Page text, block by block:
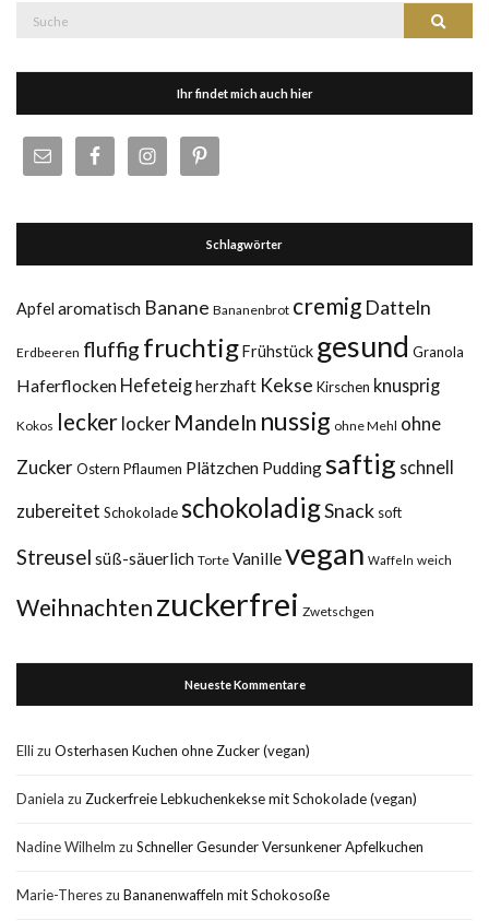
Suche
Ihr findet mich auch hier
Schlagwörter
Apfel aromatisch Banane Bananenbrot cremig Datteln
Erdbeeren fluffig fruchtigFrühstück gesund Granola
Haferflocken Hefeteigherzhaft Kekse Kirschen knusprig
Kokos lecker locker Mandeln nussig ohne Mehl ohne
ZuckerOstern Pflaumen Plätzchen Pudding saftig schnell
zubereitet SchokoladeschokoladigSnack soft
Streusel süß-säuerlich Torte Vanillevegan Waffeln weich
Weihnachten zuckerfrei Zwetschgen
Neueste Kommentare
Ellizu Osterhasen Kuchen ohne Zucker (vegan)
Daniela zu Zuckerfreie Lebkuchenkekse mit Schokolade (vegan)
Nadine Wilhelm zu Schneller Gesunder Versunkener Apfelkuchen
Marie-Thereszu Bananenwaffeln mit Schokosoße